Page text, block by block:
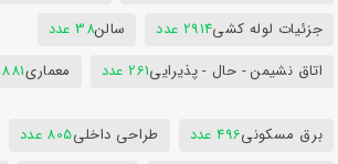
جزئیات لوله کشی2914 عدد سالن38 عدد
اتاق نشیمن - حال - پذیرایی261 عدد معماری881 عدد
برق مسکونی496 عدد طراحی داخلی805 عدد